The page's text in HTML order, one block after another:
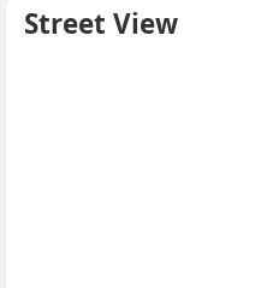
Street View